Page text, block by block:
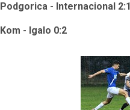
Podgorica - Internacional 2:1
Kom - Igalo 0:2